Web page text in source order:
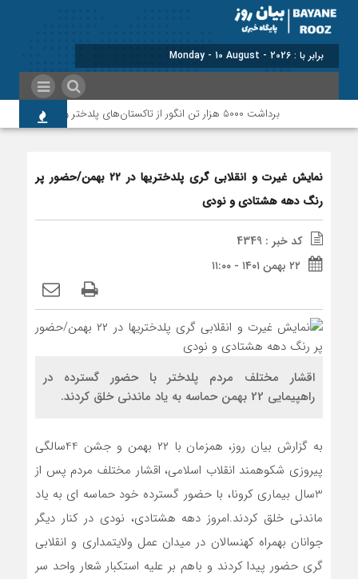
برابر با : Monday - 10 August - 2026
برداشت ۵۰۰۰ هزار تن انگور از تاکستان‌های پلدختر و معمولان
نمایش غیرت و انقلابی گری پلدختریها در ۲۲ بهمن/حضور پر
رنگ دهه هشتادی و نودی
کد خبر : 4349
۲۲ بهمن ۱۴۰۱ - ۱۱:۰۰
اقشار مختلف مردم پلدختر با حضور گسترده در
راهپیمایی 22 بهمن حماسه به یاد ماندنی خلق کردند.
به گزارش بیان روز، همزمان با ۲۲ بهمن و جشن 44سالگی
پیروزی شکوهمند انقلاب اسلامی، اقشار مختلف مردم پس از
3سال بیماری کرونا، با حضور گسترده خود حماسه ای به یاد
ماندنی خلق کردند.امروز دهه هشتادی، نودی در کنار دیگر
جوانان بهمراه کهنسالان در میدان عمل ولایتمداری و انقلابی
گری حضور پیدا کردند و باهم بر علیه استکبار شعار واحد سر